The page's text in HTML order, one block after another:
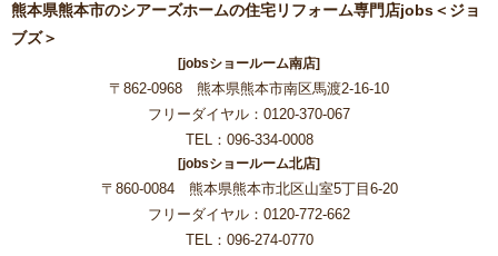
熊本県熊本市のシアーズホームの住宅リフォーム専門店jobs＜ジョ
ブズ＞
[jobsショールーム南店]
〒862-0968 熊本県熊本市南区馬渡2-16-10
フリーダイヤル：0120-370-067
TEL：096-334-0008
[jobsショールーム北店]
〒860-0084 熊本県熊本市北区山室5丁目6-20
フリーダイヤル：0120-772-662
TEL：096-274-0770